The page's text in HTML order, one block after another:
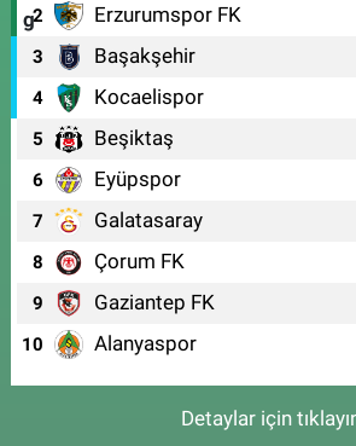
2 Erzurumspor FK
3 Başakşehir
4 Kocaelispor
5 Beşiktaş
6 Eyüpspor
7 Galatasaray
8 Çorum FK
9 Gaziantep FK
10 Alanyaspor
Detaylar için